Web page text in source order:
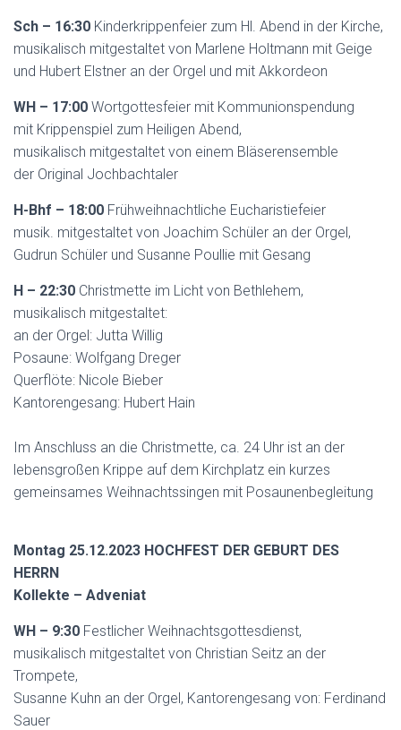
Sch – 16:30 Kinderkrippenfeier zum Hl. Abend in der Kirche,
musikalisch mitgestaltet von Marlene Holtmann mit Geige
und Hubert Elstner an der Orgel und mit Akkordeon
WH – 17:00 Wortgottesfeier mit Kommunionspendung
mit Krippenspiel zum Heiligen Abend,
musikalisch mitgestaltet von einem Bläserensemble
der Original Jochbachtaler
H-Bhf – 18:00 Frühweihnachtliche Eucharistiefeier
musik. mitgestaltet von Joachim Schüler an der Orgel,
Gudrun Schüler und Susanne Poullie mit Gesang
H – 22:30 Christmette im Licht von Bethlehem,
musikalisch mitgestaltet:
an der Orgel: Jutta Willig
Posaune: Wolfgang Dreger
Querflöte: Nicole Bieber
Kantorengesang: Hubert Hain
Im Anschluss an die Christmette, ca. 24 Uhr ist an der
lebensgroßen Krippe auf dem Kirchplatz ein kurzes
gemeinsames Weihnachtssingen mit Posaunenbegleitung
Montag 25.12.2023 HOCHFEST DER GEBURT DES
HERRN
Kollekte – Adveniat
WH – 9:30 Festlicher Weihnachtsgottesdienst,
musikalisch mitgestaltet von Christian Seitz an der
Trompete,
Susanne Kuhn an der Orgel, Kantorengesang von: Ferdinand
Sauer